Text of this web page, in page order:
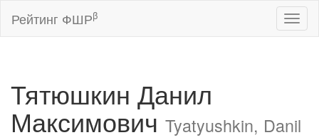
Рейтинг ФШРβ
Тятюшкин Данил
Максимович Tyatyushkin, Danil